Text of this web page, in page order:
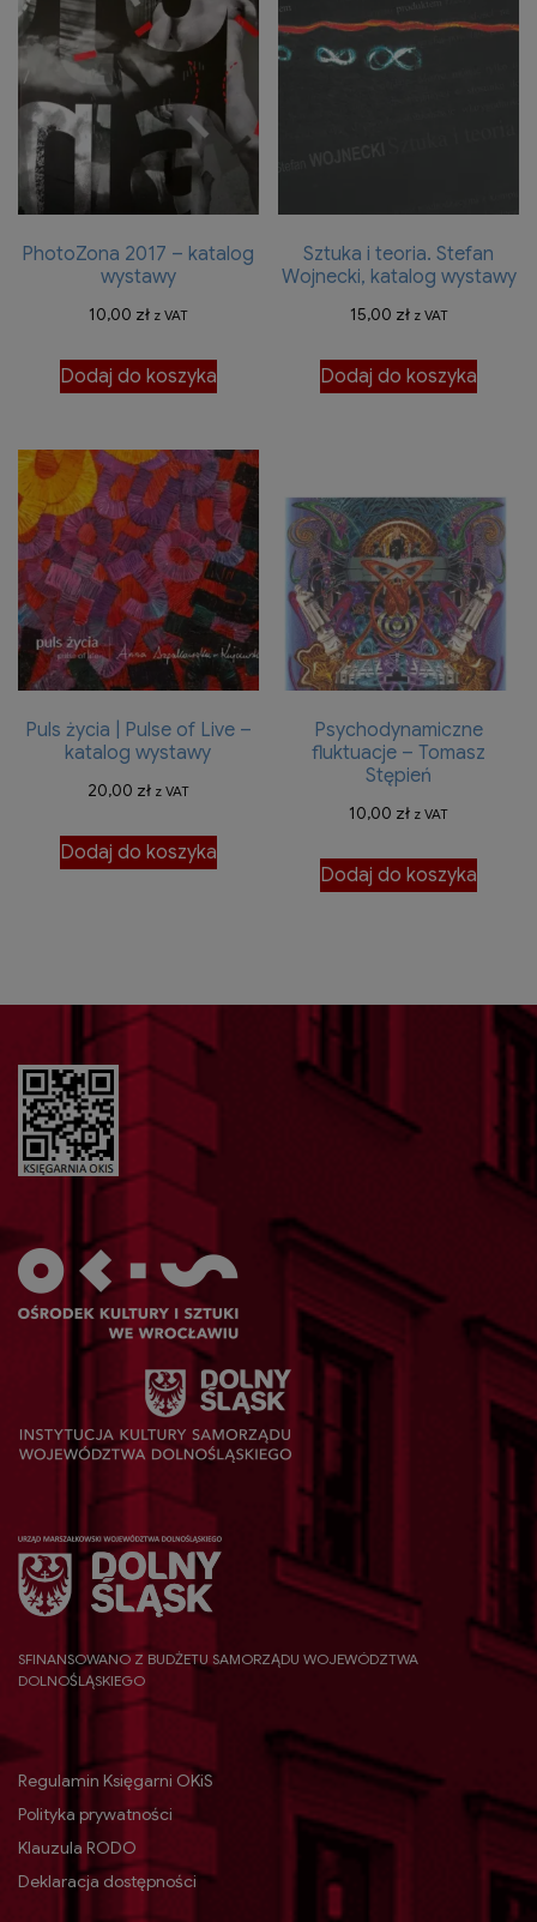
PhotoZona 2017 – katalog
wystawy
10,00 zł z VAT
Dodaj do koszyka
Sztuka i teoria. Stefan
Wojnecki, katalog wystawy
15,00 zł z VAT
Dodaj do koszyka
Puls życia | Pulse of Live –
katalog wystawy
20,00 zł z VAT
Dodaj do koszyka
Psychodynamiczne
fluktuacje – Tomasz
Stępień
10,00 zł z VAT
Dodaj do koszyka
SFINANSOWANO Z BUDŻETU SAMORZĄDU WOJEWÓDZTWA
DOLNOŚLĄSKIEGO
Regulamin Księgarni OKiS
Polityka prywatności
Klauzula RODO
Deklaracja dostępności